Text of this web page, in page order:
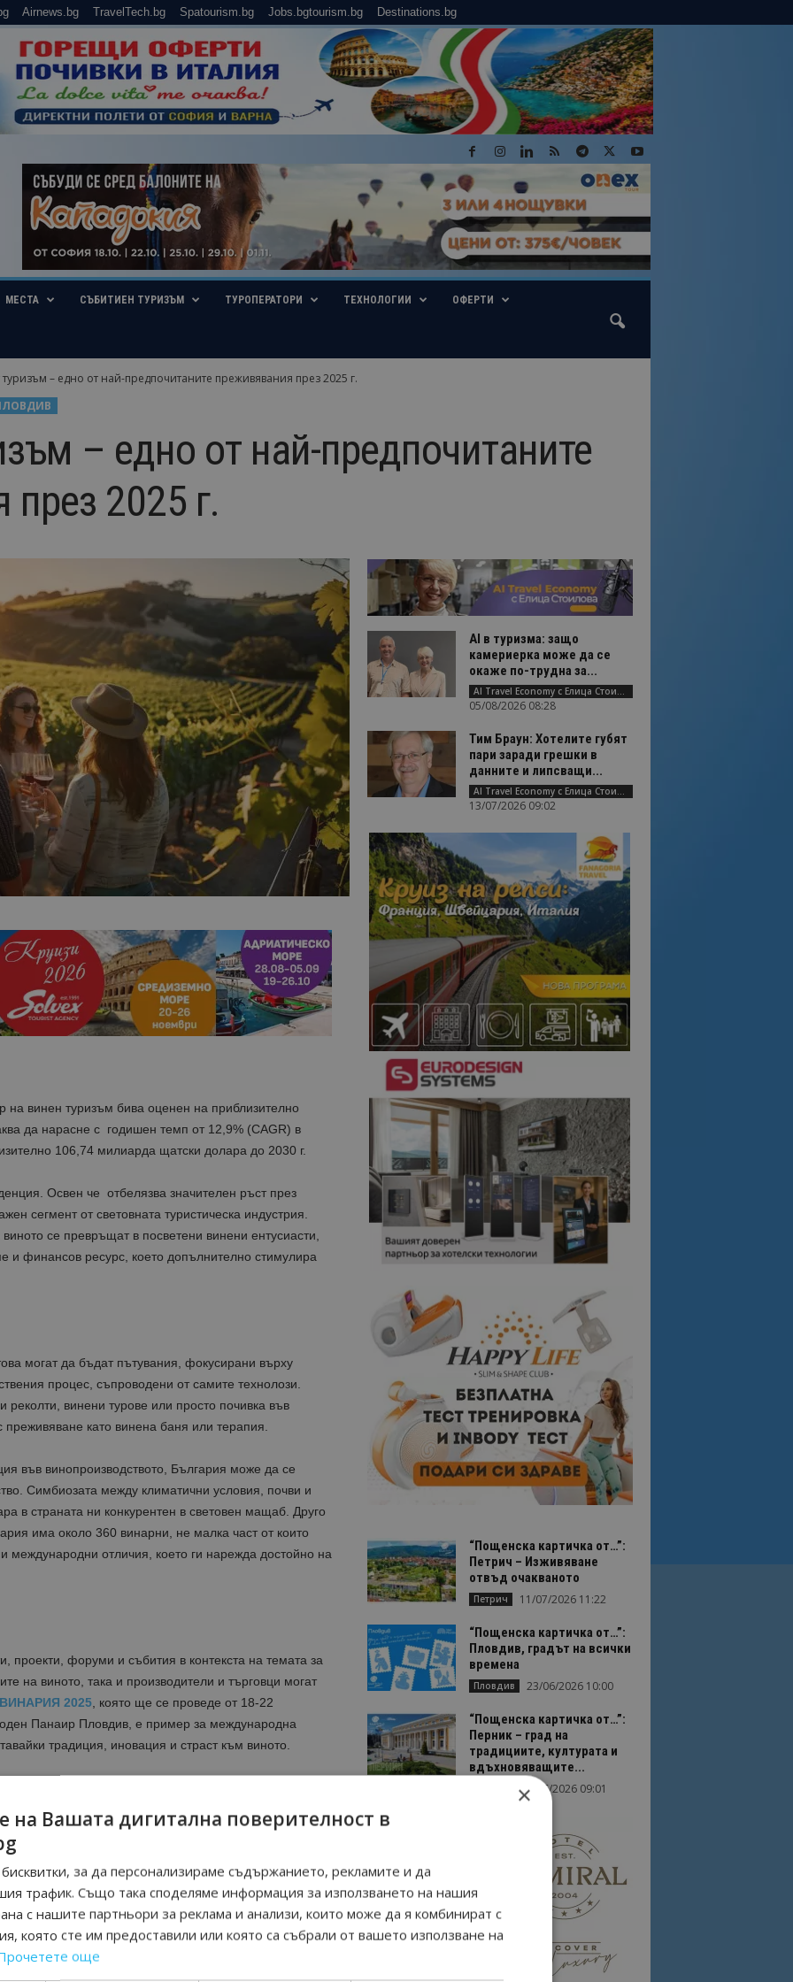
Airnews.bg TravelTech.bg Spatourism.bg Jobs.bgtourism.bg Destinations.bg
МЕСТА СЪБИТИЕН ТУРИЗЪМ ТУРОПЕРАТОРИ ТЕХНОЛОГИИ ОФЕРТИ
– едно от най-предпочитаните преживявания през 2025 г.
– едно от най-предпочитаните
2025 г.
на винен туризъм бива оценен на приблизително
да нарасне с годишен темп от 12,9% (CAGR) в
106,74 милиарда щатски долара до 2030 г.
Освен че отбелязва значителен ръст през
сегмент от световната туристическа индустрия.
се превръщат в посветени винени ентусиасти,
и финансов ресурс, което допълнително стимулира
могат да бъдат пътувания, фокусирани върху
процес, съпроводени от самите технолози.
реколти, винени турове или просто почивка във
като винена баня или терапия.
във винопроизводството, България може да се
Симбиозата между климатични условия, почви и
в страната ни конкурентен в световен мащаб. Друго
има около 360 винарни, не малка част от които
международни отличия, което ги нарежда достойно на
проекти, форуми и събития в контекста на темата за
на виното, така и производители и търговци могат
ВИНАРИЯ 2025, която ще се проведе от 18-22
Панаир Пловдив, е пример за международна
традиция, иновация и страст към виното.
производители ще покажат лимитирани серии
– от подбора на лозята до самото бутилиране.
български изби, които отглеждат местни сортове,
търговията и позиционирането на винарните
туристи.
AI в туризма: защо
камериерка може да се
окаже по-трудна за...
AI Travel Economy с Елица Стоилова
05/08/2026 08:28
Тим Браун: Хотелите губят
пари заради грешки в
данните и липсващи...
AI Travel Economy с Елица Стоилова
13/07/2026 09:02
“Пощенска картичка от…”:
Петрич – Изживяване
отвъд очакваното
Петрич 11/07/2026 11:22
“Пощенска картичка от…”:
Пловдив, градът на всички
времена
Пловдив 23/06/2026 10:00
“Пощенска картичка от…”:
Перник – град на
традициите, културата и
вдъхновяващите...
17/06/2026 09:01
×
на Вашата дигитална поверителност в
за да персонализираме съдържанието, рекламите и да
трафик. Също така споделяме информация за използването на нашия
с нашите партньори за реклама и анализи, които може да я комбинират с
която сте им предоставили или която са събрали от вашето използване на
още